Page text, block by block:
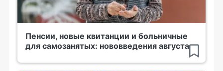
Пенсии, новые квитанции и больничные
для самозанятых: нововведения августа